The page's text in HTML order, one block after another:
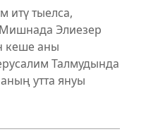
итү тыелса,
Элиезер
кеше аны
Талмудында
утта януы